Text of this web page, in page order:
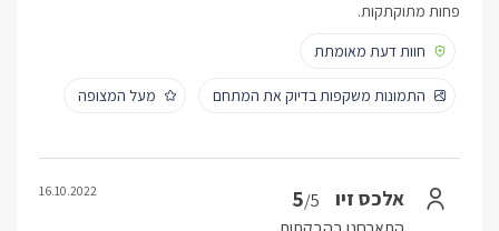
פחות מתוקתקות.
חוות דעת מאומתת
התמונות משקפות בדיוק את המתחם מעל המצופה
אלכס זיו 5/5
16.10.2022